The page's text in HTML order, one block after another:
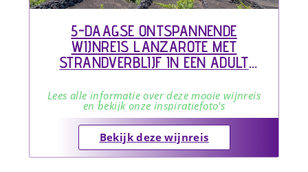
5-DAAGSE ONTSPANNENDE
WIJNREIS LANZAROTE MET
STRANDVERBLIJF IN EEN ADULT
Lees alle informatie over deze mooie wijnreis
en bekijk onze inspiratiefoto's
Bekijk deze wijnreis